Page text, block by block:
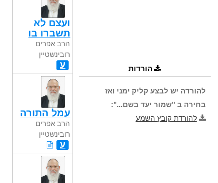
הורדות
להורדה יש לבצע קליק ימני ואז
בחירה ב "שמור יעד בשם...":
להורדת קובץ השמע
ועצם לא
תשברו בו
הרב אפרים
רובינשטיין
ע
עמל התורה
הרב אפרים
רובינשטיין
ע